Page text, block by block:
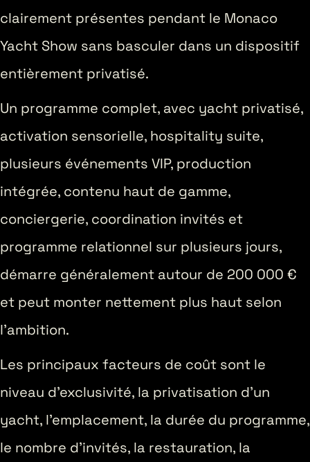
clairement présentes pendant le Monaco
Yacht Show sans basculer dans un dispositif
entièrement privatisé.
Un programme complet, avec yacht privatisé,
activation sensorielle, hospitality suite,
plusieurs événements VIP, production
intégrée, contenu haut de gamme,
conciergerie, coordination invités et
programme relationnel sur plusieurs jours,
démarre généralement autour de 200 000 €
et peut monter nettement plus haut selon
l’ambition.
Les principaux facteurs de coût sont le
niveau d’exclusivité, la privatisation d’un
yacht, l’emplacement, la durée du programme,
le nombre d’invités, la restauration, la